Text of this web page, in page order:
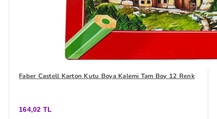
Faber Castell Karton Kutu Boya Kalemi Tam Boy 12 Renk
164,02 TL